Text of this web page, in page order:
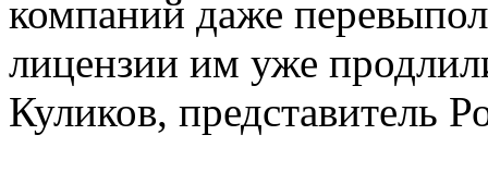
компаний даже
лицензии им уже
Куликов, представитель